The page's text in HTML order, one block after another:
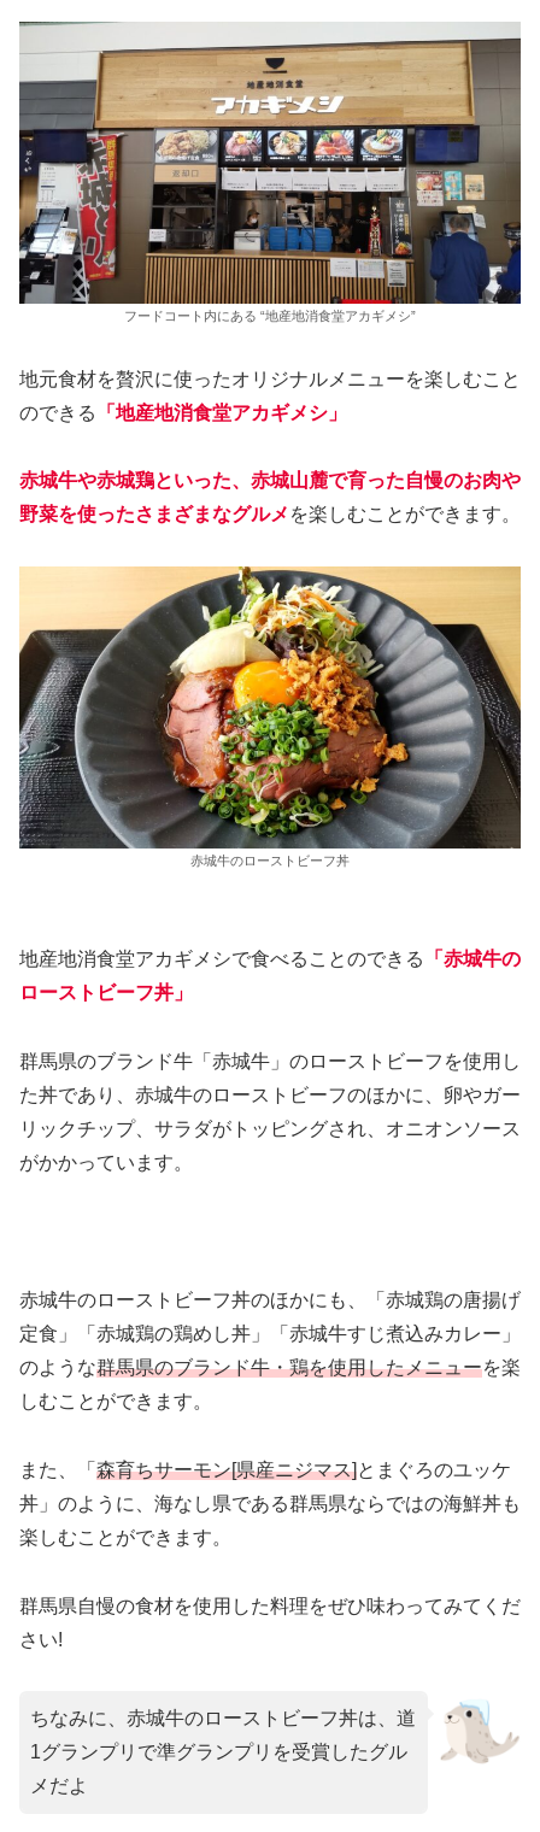
フードコート内にある “地産地消食堂アカギメシ”
地元食材を贅沢に使ったオリジナルメニューを楽しむこと
のできる
「地産地消食堂アカギメシ」
赤城牛や赤城鶏といった、赤城山麓で育った自慢のお肉や
野菜を使ったさまざまなグルメ を楽しむことができます。
赤城牛のローストビーフ丼
地産地消食堂アカギメシで食べることのできる
「赤城牛の
ローストビーフ丼」
群馬県のブランド牛「赤城牛」のローストビーフを使用し
た丼であり、赤城牛のローストビーフのほかに、卵やガー
リックチップ、サラダがトッピングされ、オニオンソース
がかかっています。
赤城牛のローストビーフ丼のほかにも、「赤城鶏の唐揚げ
定食」「赤城鶏の鶏めし丼」「赤城牛すじ煮込みカレー」
のような群馬県のブランド牛・鶏を使用したメニューを楽
しむことができます。
また、「 森育ちサーモン[県産ニジマス]とまぐろのユッケ
丼」のように、海なし県である群馬県ならではの海鮮丼も
楽しむことができます。
群馬県自慢の食材を使用した料理をぜひ味わってみてくだ
さい!
ちなみに、赤城牛のローストビーフ丼は、道
1グランプリで準グランプリを受賞したグル
メだよ